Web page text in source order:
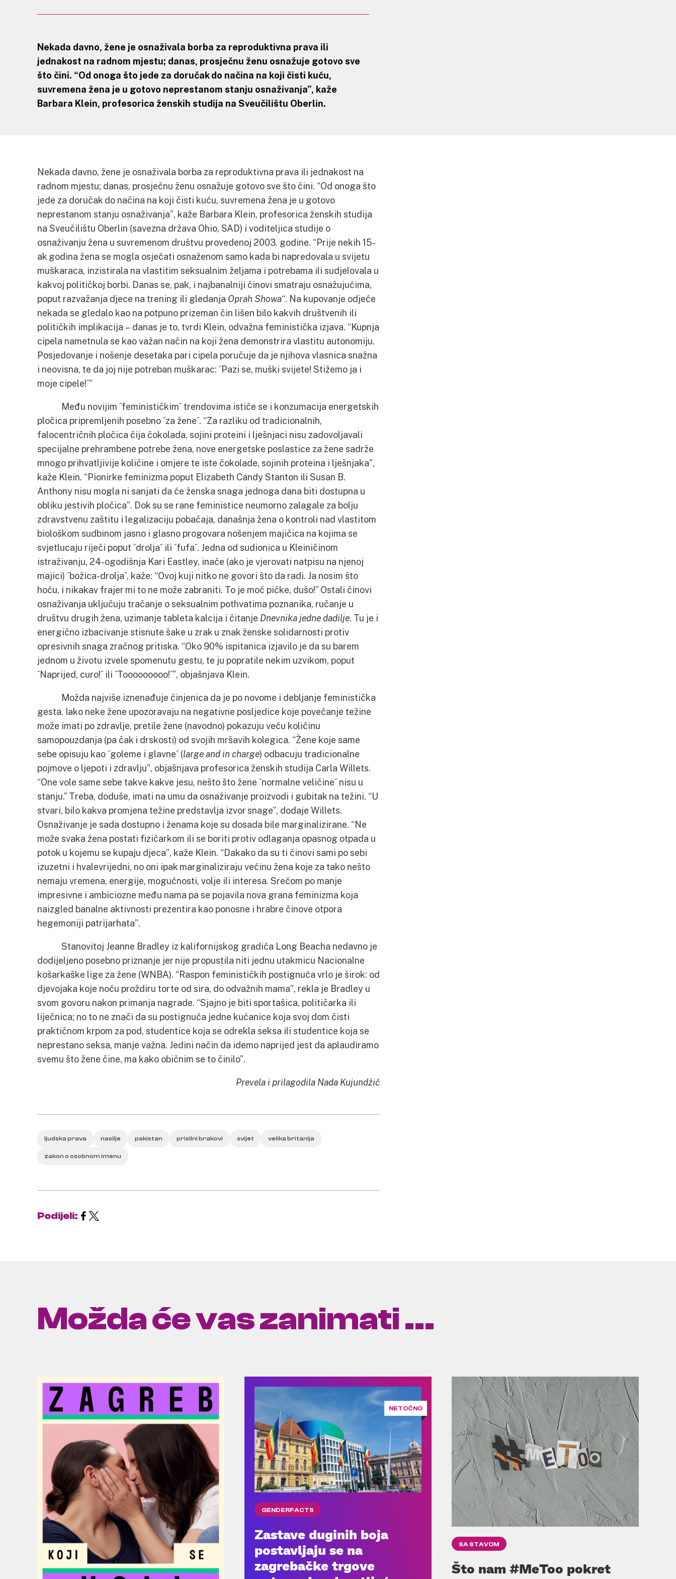
Nekada davno, žene je osnaživala borba za reproduktivna prava ili
jednakost na radnom mjestu; danas, prosječnu ženu osnažuje gotovo sve
što čini. “Od onoga što jede za doručak do načina na koji čisti kuću,
suvremena žena je u gotovo neprestanom stanju osnaživanja”, kaže
Barbara Klein, profesorica ženskih studija na Sveučilištu Oberlin.
Nekada davno, žene je osnaživala borba za reproduktivna prava ili jednakost na
radnom mjestu; danas, prosječnu ženu osnažuje gotovo sve što čini. “Od onoga što
jede za doručak do načina na koji čisti kuću, suvremena žena je u gotovo
neprestanom stanju osnaživanja”, kaže Barbara Klein, profesorica ženskih studija
na Sveučilištu Oberlin (savezna država Ohio, SAD) i voditeljica studije o
osnaživanju žena u suvremenom društvu provedenoj 2003. godine. “Prije nekih 15-
ak godina žena se mogla osjećati osnaženom samo kada bi napredovala u svijetu
muškaraca, inzistirala na vlastitim seksualnim željama i potrebama ili sudjelovala u
kakvoj političkoj borbi. Danas se, pak, i najbanalniji činovi smatraju osnažujućima,
poput razvažanja djece na trening ili gledanja Oprah Showa“. Na kupovanje odjeće
nekada se gledalo kao na potpuno prizeman čin lišen bilo kakvih društvenih ili
političkih implikacija – danas je to, tvrdi Klein, odvažna feministička izjava. “Kupnja
cipela nametnula se kao važan način na koji žena demonstrira vlastitu autonomiju.
Posjedovanje i nošenje desetaka pari cipela poručuje da je njihova vlasnica snažna
i neovisna, te da joj nije potreban muškarac: ´Pazi se, muški svijete! Stižemo ja i
moje cipele!´”
Među novijim ´feminističkim´ trendovima ističe se i konzumacija energetskih
pločica pripremljenih posebno ´za žene´. “Za razliku od tradicionalnih,
falocentričnih pločica čija čokolada, sojini proteini i lješnjaci nisu zadovoljavali
specijalne prehrambene potrebe žena, nove energetske poslastice za žene sadrže
mnogo prihvatljivije količine i omjere te iste čokolade, sojinih proteina i lješnjaka”,
kaže Klein. “Pionirke feminizma poput Elizabeth Candy Stanton ili Susan B.
Anthony nisu mogla ni sanjati da će ženska snaga jednoga dana biti dostupna u
obliku jestivih pločica”. Dok su se rane feministice neumorno zalagale za bolju
zdravstvenu zaštitu i legalizaciju pobačaja, današnja žena o kontroli nad vlastitom
biološkom sudbinom jasno i glasno progovara nošenjem majičica na kojima se
svjetlucaju riječi poput ´drolja´ ili ´fufa´. Jedna od sudionica u Kleiničinom
istraživanju, 24-ogodišnja Kari Eastley, inače (ako je vjerovati natpisu na njenoj
majici) ´božica-drolja´, kaže: “Ovoj kuji nitko ne govori što da radi. Ja nosim što
hoću, i nikakav frajer mi to ne može zabraniti. To je moć pičke, dušo!” Ostali činovi
osnaživanja uključuju tračanje o seksualnim pothvatima poznanika, ručanje u
društvu drugih žena, uzimanje tableta kalcija i čitanje Dnevnika jedne dadilje. Tu je i
energično izbacivanje stisnute šake u zrak u znak ženske solidarnosti protiv
opresivnih snaga zračnog pritiska. “Oko 90% ispitanica izjavilo je da su barem
jednom u životu izvele spomenutu gestu, te ju popratile nekim uzvikom, poput
´Naprijed, curo!´ ili ´Tooooooooo!´”, objašnjava Klein.
Možda najviše iznenađuje činjenica da je po novome i debljanje feministička
gesta. Iako neke žene upozoravaju na negativne posljedice koje povećanje težine
može imati po zdravlje, pretile žene (navodno) pokazuju veću količinu
samopouzdanja (pa čak i drskosti) od svojih mršavih kolegica. “Žene koje same
sebe opisuju kao ´goleme i glavne´ (large and in charge) odbacuju tradicionalne
pojmove o ljepoti i zdravlju”, objašnjava profesorica ženskih studija Carla Willets.
“One vole same sebe takve kakve jesu, nešto što žene ´normalne veličine´ nisu u
stanju.” Treba, doduše, imati na umu da osnaživanje proizvodi i gubitak na težini. “U
stvari, bilo kakva promjena težine predstavlja izvor snage”, dodaje Willets.
Osnaživanje je sada dostupno i ženama koje su dosada bile marginalizirane. “Ne
može svaka žena postati fizičarkom ili se boriti protiv odlaganja opasnog otpada u
potok u kojemu se kupaju djeca”, kaže Klein. “Dakako da su ti činovi sami po sebi
izuzetni i hvalevrijedni, no oni ipak marginaliziraju većinu žena koje za tako nešto
nemaju vremena, energije, mogućnosti, volje ili interesa. Srećom po manje
impresivne i ambiciozne među nama pa se pojavila nova grana feminizma koja
naizgled banalne aktivnosti prezentira kao ponosne i hrabre činove otpora
hegemoniji patrijarhata”.
Stanovitoj Jeanne Bradley iz kalifornijskog gradića Long Beacha nedavno je
dodijeljeno posebno priznanje jer nije propustila niti jednu utakmicu Nacionalne
košarkaške lige za žene (WNBA). “Raspon feminističkih postignuća vrlo je širok: od
djevojaka koje noću proždiru torte od sira, do odvažnih mama”, rekla je Bradley u
svom govoru nakon primanja nagrade. “Sjajno je biti sportašica, političarka ili
liječnica; no to ne znači da su postignuća jedne kućanice koja svoj dom čisti
praktičnom krpom za pod, studentice koja se odrekla seksa ili studentice koja se
neprestano seksa, manje važna. Jedini način da idemo naprijed jest da aplaudiramo
svemu što žene čine, ma kako običnim se to činilo”.
Prevela i prilagodila Nada Kujundžić
ljudska prava nasilje pakistan prisilni brakovi svijet velika britanija
zakon o osobnom imenu
Podijeli:
Možda će vas zanimati ...
NETOČNO
GENDERFACTS
Zastave duginih boja
postavljaju se na
zagrebačke trgove
SA STAVOM
Što nam #MeToo pokret